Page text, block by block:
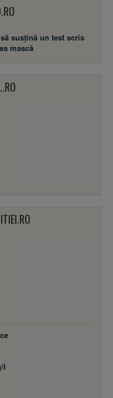
susţină un test scris
mască
l